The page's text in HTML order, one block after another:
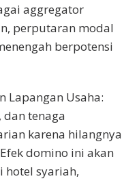
aggregator
perputaran modal
berpotensi
Lapangan Usaha:
tenaga
karena hilangnya
domino ini akan
hotel syariah,